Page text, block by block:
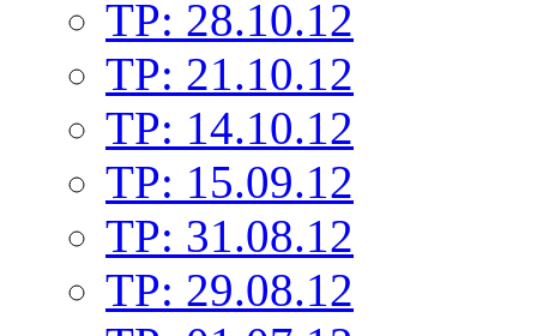
TP: 28.10.12
TP: 21.10.12
TP: 14.10.12
TP: 15.09.12
TP: 31.08.12
TP: 29.08.12